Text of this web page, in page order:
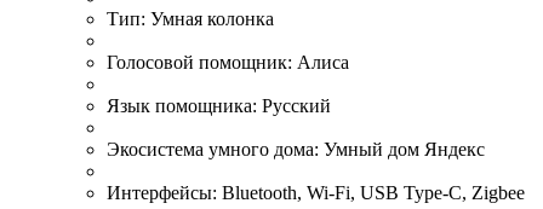
Тип: Умная колонка
Голосовой помощник: Алиса
Язык помощника: Русский
Экосистема умного дома: Умный дом Яндекс
Интерфейсы: Bluetooth, Wi-Fi, USB Type-C, Zigbee